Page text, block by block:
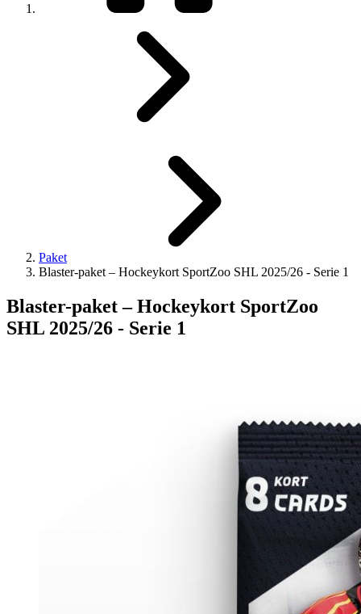
Paket
Blaster-paket – Hockeykort SportZoo SHL 2025/26 - Serie 1
Blaster-paket – Hockeykort SportZoo
SHL 2025/26 - Serie 1